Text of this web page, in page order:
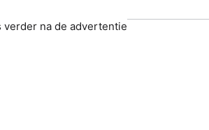
verder na de advertentie